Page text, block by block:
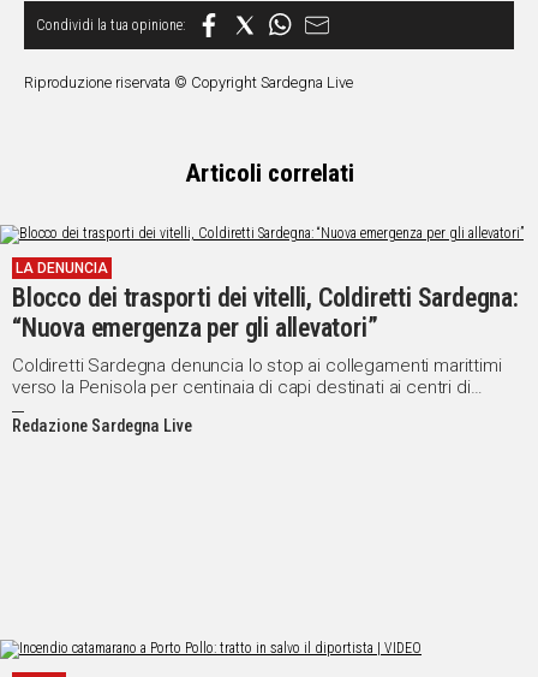
Riproduzione riservata © Copyright Sardegna Live
Articoli correlati
LA DENUNCIA
Blocco dei trasporti dei vitelli, Coldiretti Sardegna:
“Nuova emergenza per gli allevatori”
Coldiretti Sardegna denuncia lo stop ai collegamenti marittimi
verso la Penisola per centinaia di capi destinati ai centri di
ingrasso del Nord Italia
Redazione Sardegna Live